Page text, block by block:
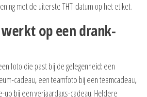
met de uiterste THT-datum op het etiket.
op een drank-
foto die past bij de gelegenheid: een
cadeau, een teamfoto bij een teamcadeau,
up bij een verjaardags-cadeau. Heldere